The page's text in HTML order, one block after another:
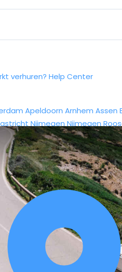
verhuren? Help Center
Apeldoorn Arnhem Assen
Nijmegen Nijmegen